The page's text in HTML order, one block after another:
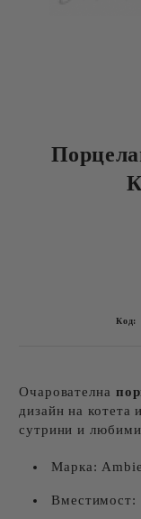
Код:
Очарователна
дизайн на котета
сутрини и
Марка:
Вместимост: